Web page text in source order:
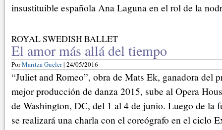
insustituible española Ana Laguna en el rol de la
ROYAL SWEDISH BALLET
El amor más allá del tiempo
PorMaritza Gueler| 24/05/2016
“Juliet and Romeo”, obra de Mats Ek, ganadora del
mejor producción de danza 2015, sube al Opera
de Washington, DC, del 1 al 4 de junio. Luego de la
se realizará una charla con el coreógrafo en el ciclo